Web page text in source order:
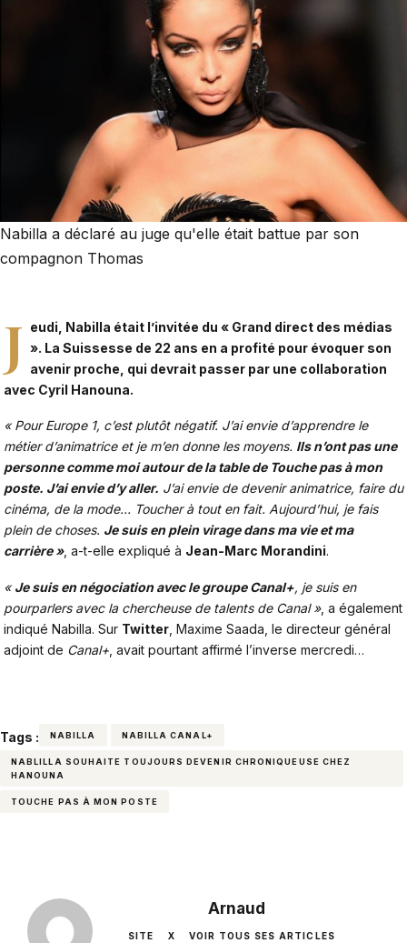
Nabilla a déclaré au juge qu'elle était battue par son
compagnon Thomas
J eudi, Nabilla était l’invitée du « Grand direct des médias
». La Suissesse de 22 ans en a profité pour évoquer son
avenir proche, qui devrait passer par une collaboration
avec Cyril Hanouna.
« Pour Europe 1, c’est plutôt négatif. J’ai envie d’apprendre le
métier d’animatrice et je m’en donne les moyens. Ils n’ont pas une
personne comme moi autour de la table de Touche pas à mon
poste. J’ai envie d’y aller. J’ai envie de devenir animatrice, faire du
cinéma, de la mode… Toucher à tout en fait. Aujourd’hui, je fais
plein de choses. Je suis en plein virage dans ma vie et ma
carrière », a-t-elle expliqué à Jean-Marc Morandini.
«Je suis en négociation avec le groupe Canal+, je suis en
pourparlers avec la chercheuse de talents de Canal », a également
indiqué Nabilla. Sur Twitter , Maxime Saada, le directeur général
adjoint de Canal+ , avait pourtant affirmé l’inverse mercredi…
Tags : NABILLA NABILLA CANAL+
NABLILLA SOUHAITE TOUJOURS DEVENIR CHRONIQUEUSE CHEZ
HANOUNA
TOUCHE PAS À MON POSTE
Arnaud
SITE X VOIR TOUS SES ARTICLES